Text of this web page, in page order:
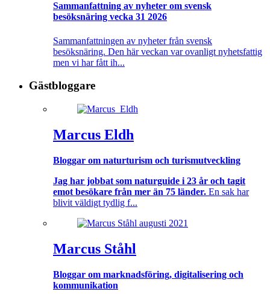
Sammanfattning av nyheter om svensk
besöksnäring vecka 31 2026
Sammanfattningen av nyheter från svensk
besöksnäring. Den här veckan var ovanligt nyhetsfattig
men vi har fått ih...
Gästbloggare
Marcus Eldh
Bloggar om naturturism och turismutveckling
Jag har jobbat som naturguide i 23 år och tagit
emot besökare från mer än 75 länder. En sak har
blivit väldigt tydlig f...
Marcus Ståhl
Bloggar om marknadsföring, digitalisering och
kommunikation